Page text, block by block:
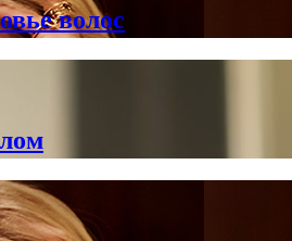
волос